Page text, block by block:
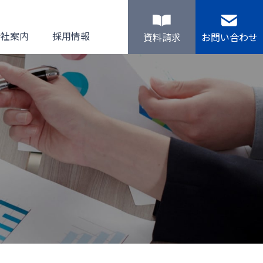
案内 採用情報 資料請求 お問い合わせ